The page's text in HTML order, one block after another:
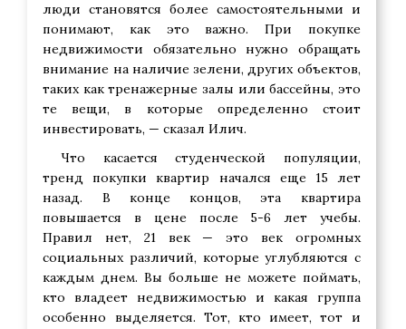
люди становятся более самостоятельными и
понимают, как это важно. При покупке
недвижимости обязательно нужно обращать
внимание на наличие зелени, других объектов,
таких как тренажерные залы или бассейны, это
те вещи, в которые определенно стоит
инвестировать, — сказал Илич.
Что касается студенческой популяции,
тренд покупки квартир начался еще 15 лет
назад. В конце концов, эта квартира
повышается в цене после 5-6 лет учебы.
Правил нет, 21 век — это век огромных
социальных различий, которые углубляются с
каждым днем. Вы больше не можете поймать,
кто владеет недвижимостью и какая группа
особенно выделяется. Тот, кто имеет, тот и